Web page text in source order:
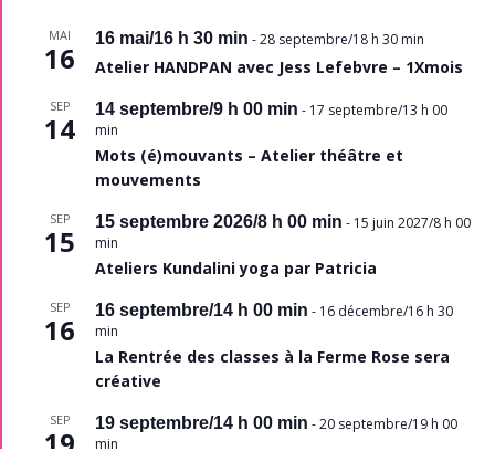
MAI
16
16 mai/16 h 30 min -28 septembre/18 h 30 min
Atelier HANDPAN avec Jess Lefebvre – 1Xmois
SEP
14
14 septembre/9 h 00 min - 17 septembre/13 h 00
min
Mots (é)mouvants – Atelier théâtre et
mouvements
SEP
15
15 septembre 2026/8 h 00 min - 15 juin 2027/8 h 00
min
Ateliers Kundalini yoga par Patricia
SEP
16
16 septembre/14 h 00 min - 16 décembre/16 h 30
min
La Rentrée des classes à la Ferme Rose sera
créative
SEP
19
19 septembre/14 h 00 min -20 septembre/19 h 00
min